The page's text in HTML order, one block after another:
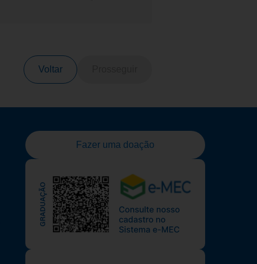
Voltar
Fazer uma doação